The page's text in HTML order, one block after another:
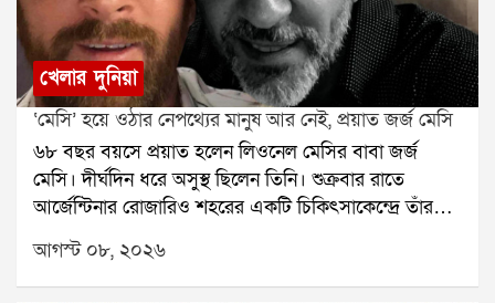
খেলার দুনিয়া
‘মেসি’ হয়ে ওঠার নেপথ্যের মানুষ আর নেই, প্রয়াত জর্জ মেসি
৬৮ বছর বয়সে প্রয়াত হলেন লিওনেল মেসির বাবা জর্জ
মেসি। দীর্ঘদিন ধরে অসুস্থ ছিলেন তিনি। শুক্রবার রাতে
আর্জেন্টিনার রোজারিও শহরের একটি চিকিৎসাকেন্দ্রে তাঁর
মৃত্যু হয়েছে বলে মেসির পরিবারের তরফে নিশ্চিত করা
হয়েছে। তাঁর মৃত্যুতে শোকের ছায়া নেমে এসেছে ফুটবল
মহলেজর্জ মেসি শুধু লিওনেল মেসির বাবা ছিলেন না, ছেলের
আগস্ট ০৮, ২০২৬